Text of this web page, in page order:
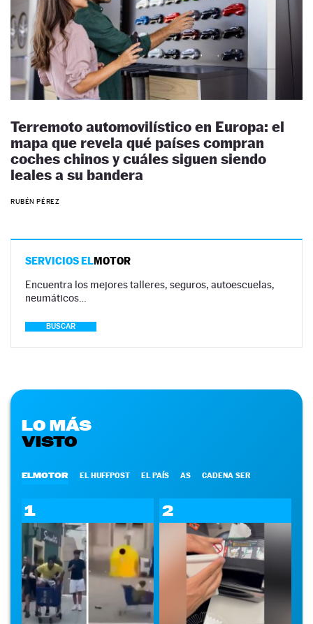
Terremoto automovilístico en Europa: el
mapa que revela qué países compran
coches chinos y cuáles siguen siendo
leales a su bandera
RUBÉN PÉREZ
SERVICIOS ELMOTOR
Encuentra los mejores talleres, seguros, autoescuelas,
neumáticos…
BUSCAR
LO MÁS
VISTO
ELMOTOR EL HUFFPOST EL PAÍS AS CADENA SER
1 2